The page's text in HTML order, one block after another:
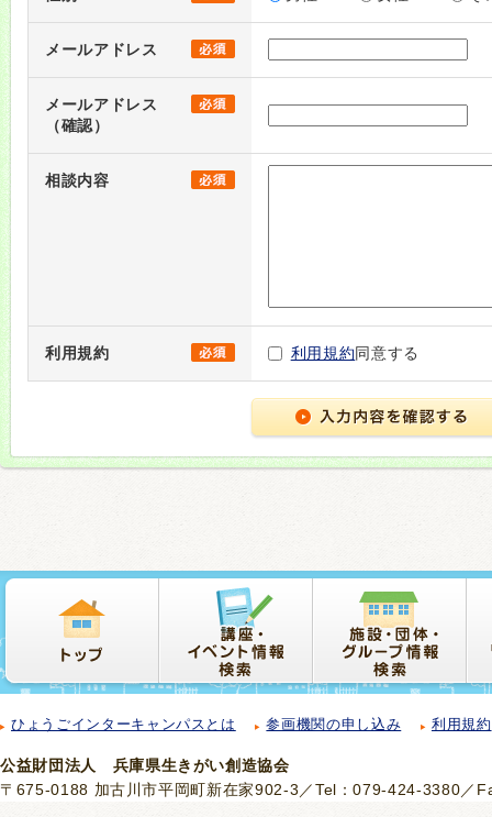
メールアドレス
メールアドレス
（確認）
相談内容
利用規約 利用規約同意する
ひょうごインターキャンパスとは 参画機関の申し込み 利用規約
公益財団法人 兵庫県生きがい創造協会
〒675-0188 加古川市平岡町新在家902-3／Tel：079-424-3380／